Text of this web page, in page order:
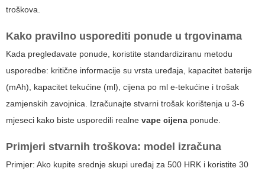
troškova.
Kako pravilno usporediti ponude u trgovinama
Kada pregledavate ponude, koristite standardiziranu metodu
usporedbe: kritične informacije su vrsta uređaja, kapacitet baterije
(mAh), kapacitet tekućine (ml), cijena po ml e-tekućine i trošak
zamjenskih zavojnica. Izračunajte stvarni trošak korištenja u 3-6
mjeseci kako biste usporedili realne vape cijena ponude.
Primjeri stvarnih troškova: model izračuna
Primjer: Ako kupite srednje skupi uređaj za 500 HRK i koristite 30